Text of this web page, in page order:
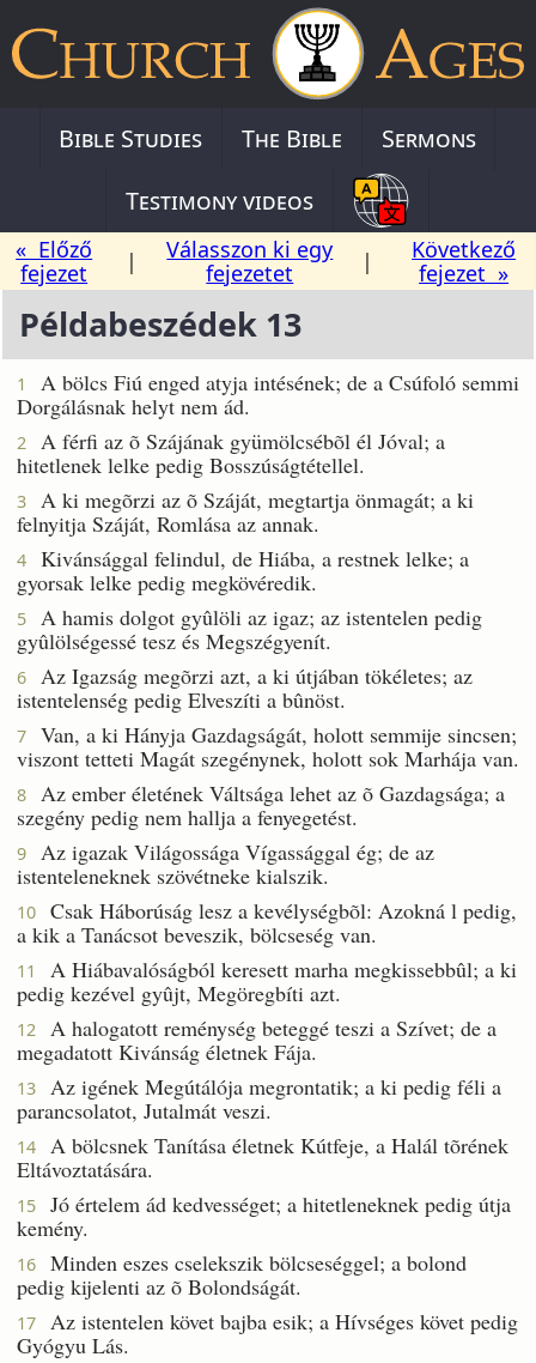
Bible Studies The Bible
Sermons
Testimony videos
« Előző
fejezet
|
Válasszon ki egy
fejezetet
|
Következő
fejezet »
Példabeszédek 13
1
A bölcs Fiú enged atyja intésének; de a Csúfoló semmi
Dorgálásnak helyt nem ád.
2
A férfi az õ Szájának gyümölcsébõl él Jóval; a
hitetlenek lelke pedig Bosszúságtétellel.
3
A ki megõrzi az õ Száját, megtartja önmagát; a ki
felnyitja Száját, Romlása az annak.
4
Kivánsággal felindul, de Hiába, a restnek lelke; a
gyorsak lelke pedig megkövéredik.
5
A hamis dolgot gyûlöli az igaz; az istentelen pedig
gyûlölségessé tesz és Megszégyenít.
6
Az Igazság megõrzi azt, a ki útjában tökéletes; az
istentelenség pedig Elveszíti a bûnöst.
7
Van, a ki Hányja Gazdagságát, holott semmije sincsen;
viszont tetteti Magát szegénynek, holott sok Marhája van.
8
Az ember életének Váltsága lehet az õ Gazdagsága; a
szegény pedig nem hallja a fenyegetést.
9
Az igazak Világossága Vígassággal ég; de az
istenteleneknek szövétneke kialszik.
10
Csak Háborúság lesz a kevélységbõl: Azokná l pedig,
a kik a Tanácsot beveszik, bölcseség van.
11
A Hiábavalóságból keresett marha megkissebbûl; a ki
pedig kezével gyûjt, Megöregbíti azt.
12
A halogatott reménység beteggé teszi a Szívet; de a
megadatott Kivánság életnek Fája.
13
Az igének Megútálója megrontatik; a ki pedig féli a
parancsolatot, Jutalmát veszi.
14
A bölcsnek Tanítása életnek Kútfeje, a Halál tõrének
Eltávoztatására.
15
Jó értelem ád kedvességet; a hitetleneknek pedig útja
kemény.
16
Minden eszes cselekszik bölcseséggel; a bolond
pedig kijelenti az õ Bolondságát.
17
Az istentelen követ bajba esik; a Hívséges követ pedig
Gyógyu Lás.